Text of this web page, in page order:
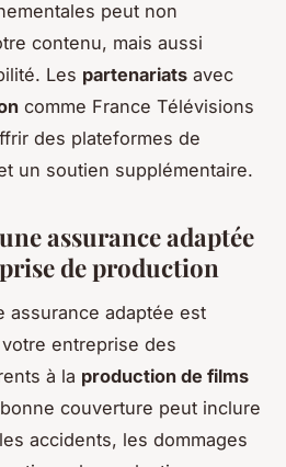
peut non
contenu, mais aussi
Les partenariats avec
comme France Télévisions
des plateformes de
un soutien supplémentaire.
assurance adaptée
de production
assurance adaptée est
entreprise des
à la production de films
couverture peut inclure
accidents, les dommages